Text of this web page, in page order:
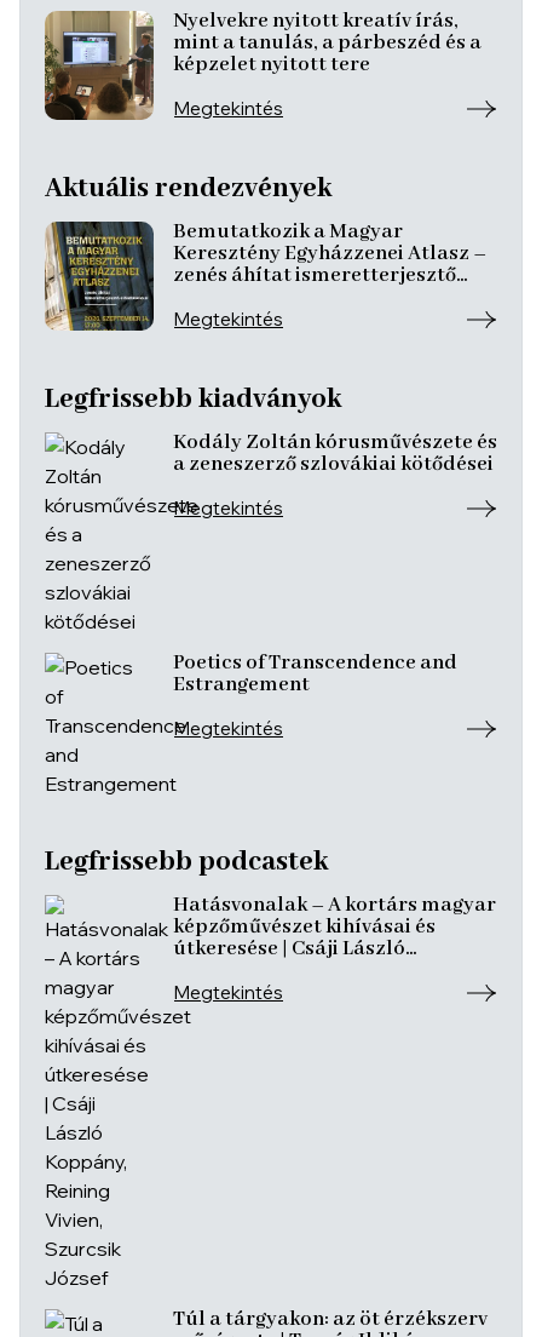
Nyelvekre nyitott kreatív írás,
mint a tanulás, a párbeszéd és a
képzelet nyitott tere
Megtekintés
Aktuális rendezvények
Bemutatkozik a Magyar
Keresztény Egyházzenei Atlasz –
zenés áhítat ismeretterjesztő
Megtekintés
Legfrissebb kiadványok
Kodály Zoltán kórusművészete és
a zeneszerző szlovákiai kötődései
Megtekintés
Poetics of Transcendence and
Estrangement
Megtekintés
Legfrissebb podcastek
Hatásvonalak – A kortárs magyar
képzőművészet kihívásai és
útkeresése | Csáji László
József
Megtekintés
Túl a tárgyakon: az öt érzékszerv